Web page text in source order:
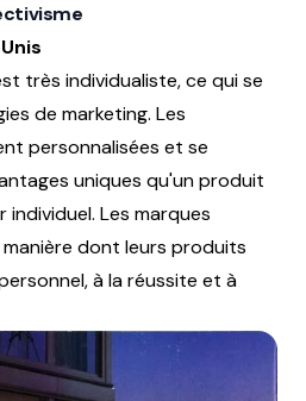
très individualiste, ce qui se
de marketing. Les
personnalisées et se
uniques qu'un produit
Les marques
dont leurs produits
à la réussite et à